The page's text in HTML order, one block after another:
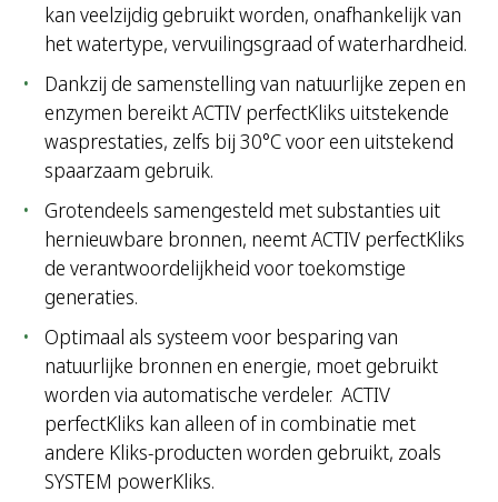
kan veelzijdig gebruikt worden, onafhankelijk van
het watertype, vervuilingsgraad of waterhardheid.
Dankzij de samenstelling van natuurlijke zepen en
enzymen bereikt ACTIV perfectKliks uitstekende
wasprestaties, zelfs bij 30°C voor een uitstekend
spaarzaam gebruik.
Grotendeels samengesteld met substanties uit
hernieuwbare bronnen, neemt ACTIV perfectKliks
de verantwoordelijkheid voor toekomstige
generaties.
Optimaal als systeem voor besparing van
natuurlijke bronnen en energie, moet gebruikt
worden via automatische verdeler. ACTIV
perfectKliks kan alleen of in combinatie met
andere Kliks-producten worden gebruikt, zoals
SYSTEM powerKliks.